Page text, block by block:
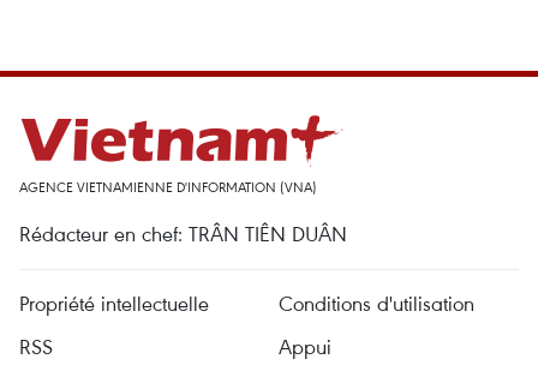
AGENCE VIETNAMIENNE D'INFORMATION (VNA)
Rédacteur en chef: TRÂN TIÊN DUÂN
Propriété intellectuelle
Conditions d'utilisation
RSS
Appui